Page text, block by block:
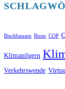
Bischhausen Bonn COP
Klimapilgern
Verkehrswende